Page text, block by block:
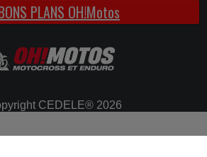
PLANS OH!Motos
CEDELE® 2026